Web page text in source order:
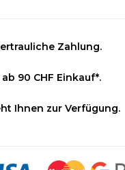
Zahlung.
90 CHF Einkauf*.
Ihnen zur Verfügung.